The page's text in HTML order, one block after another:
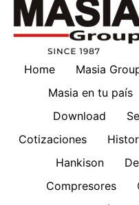
Home Masia
Masia en tu país
Download
Cotizaciones
Hankison
Compresores